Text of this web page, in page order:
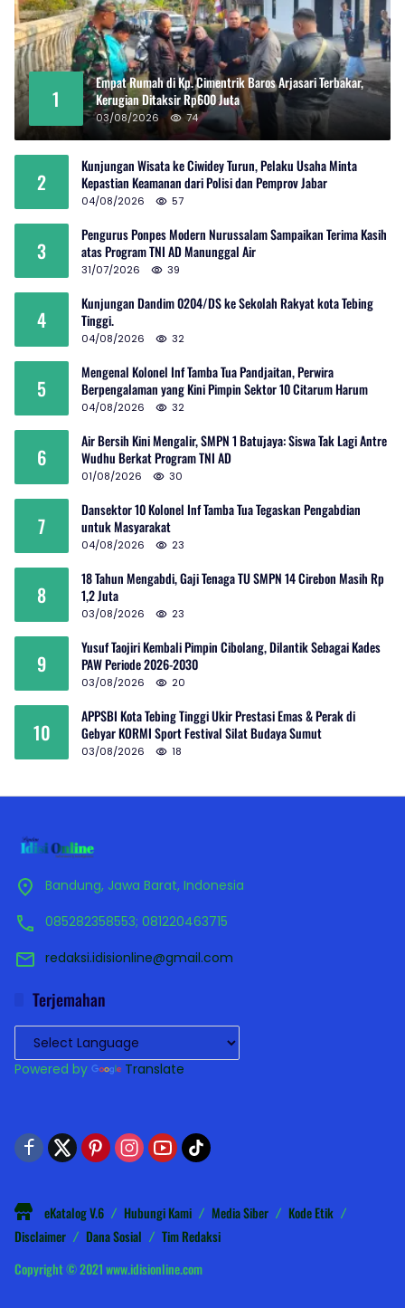
1
Empat Rumah di Kp. Cimentrik Baros Arjasari Terbakar,
Kerugian Ditaksir Rp600 Juta
03/08/2026 74
2
Kunjungan Wisata ke Ciwidey Turun, Pelaku Usaha Minta
Kepastian Keamanan dari Polisi dan Pemprov Jabar
04/08/2026 57
3
Pengurus Ponpes Modern Nurussalam Sampaikan Terima Kasih
atas Program TNI AD Manunggal Air
31/07/2026 39
4
Kunjungan Dandim 0204/DS ke Sekolah Rakyat kota Tebing
Tinggi.
04/08/2026 32
5
Mengenal Kolonel Inf Tamba Tua Pandjaitan, Perwira
Berpengalaman yang Kini Pimpin Sektor 10 Citarum Harum
04/08/2026 32
6
Air Bersih Kini Mengalir, SMPN 1 Batujaya: Siswa Tak Lagi Antre
Wudhu Berkat Program TNI AD
01/08/2026 30
7
Dansektor 10 Kolonel Inf Tamba Tua Tegaskan Pengabdian
untuk Masyarakat
04/08/2026 23
8
18 Tahun Mengabdi, Gaji Tenaga TU SMPN 14 Cirebon Masih Rp
1,2 Juta
03/08/2026 23
9
Yusuf Taojiri Kembali Pimpin Cibolang, Dilantik Sebagai Kades
PAW Periode 2026-2030
03/08/2026 20
10
APPSBI Kota Tebing Tinggi Ukir Prestasi Emas & Perak di
Gebyar KORMI Sport Festival Silat Budaya Sumut
03/08/2026 18
Bandung, Jawa Barat, Indonesia
085282358553; 081220463715
redaksi.idisionline@gmail.com
Terjemahan
Powered by Translate
eKatalog V.6 Hubungi Kami Media Siber
Kode Etik
Disclaimer
Dana Sosial
Tim Redaksi
Copyright © 2021 www.idisionline.com